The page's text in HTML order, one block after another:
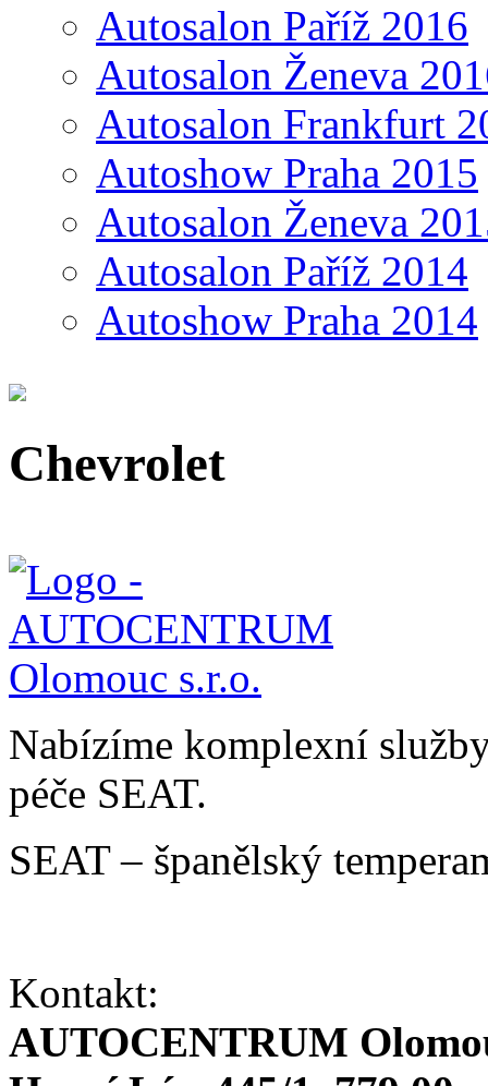
Autosalon Paříž 2016
Autosalon Ženeva
Autosalon Frankfurt
Autoshow Praha 2015
Autosalon Ženeva
Autosalon Paříž 2014
Autoshow Praha 2014
Chevrolet
Nabízíme komplexní
péče SEAT.
SEAT – španělský
Kontakt:
AUTOCENTRUM